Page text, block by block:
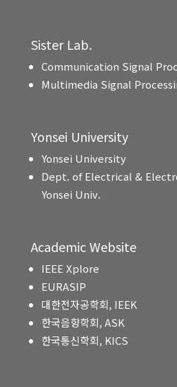
Sister Lab.
Communication Signal
Multimedia Signal
Yonsei University
Yonsei University
Dept. of Electrical &
Yonsei Univ.
Academic Website
IEEE Xplore
EURASIP
대한전자공학회, IEEK
한국음향학회, ASK
한국통신학회, KICS